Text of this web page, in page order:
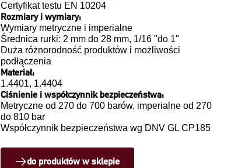
Certyfikat testu EN 10204
Rozmiary i wymiary:
Wymiary metryczne i imperialne
Średnica rurki: 2 mm do 28 mm, 1/16 "do 1"
Duża różnorodność produktów i możliwości
podłączenia
Materiał:
1.4401, 1.4404
Ciśnienie i współczynnik bezpieczeństwa:
Metryczne od 270 do 700 barów, imperialne od 270
do 810 bar
Współczynnik bezpieczeństwa wg DNV GL CP185
do produktów w sklepie